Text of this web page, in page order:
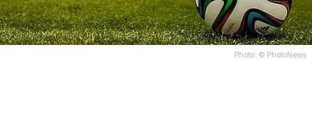
Photo: © PhotoNews